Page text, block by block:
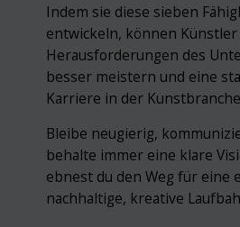
Indem sie diese sieben
entwickeln, können
Herausforderungen des
besser meistern und eine
Karriere in der
Bleibe neugierig,
behalte immer eine klare
ebnest du den Weg für eine
nachhaltige, kreative